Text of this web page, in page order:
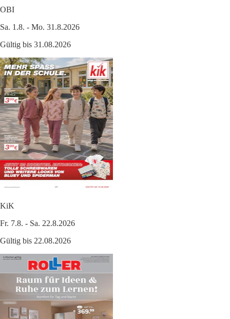
OBI
Sa. 1.8. - Mo. 31.8.2026
Gültig bis 31.08.2026
KiK
Fr. 7.8. - Sa. 22.8.2026
Gültig bis 22.08.2026